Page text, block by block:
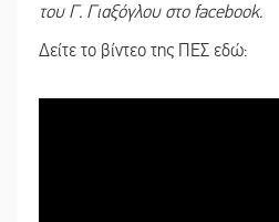
του Γ. Γιαξόγλου στο facebook.
Δείτε το βίντεο της ΠΕΣ εδώ: